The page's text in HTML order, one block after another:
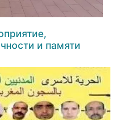
и памяти